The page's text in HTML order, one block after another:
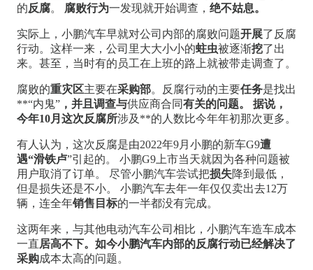
的反腐。 腐败行为一发现就开始调查， 绝不姑息。
实际上，小鹏汽车早就对公司内部的腐败问题开展了反腐
行动。这样一来，公司里大大小小的蛀虫被逐渐挖了出
来。甚至，当时有的员工在上班的路上就被带走调查了。
腐败的重灾区主要在采购部。反腐行动的主要任务是找出
**“内鬼” ，并且调查与供应商合同有关的问题。 据说，
今年10月这次反腐所涉及**的人数比今年年初那次更多。
有人认为，这次反腐是由2022年9月小鹏的新车G9遭
遇“滑铁卢”引起的。 小鹏G9上市当天就因为各种问题被
用户取消了订单。 尽管小鹏汽车尝试把损失降到最低，
但是损失还是不小。 小鹏汽车去年一年仅仅卖出去12万
辆，连全年销售目标的一半都没有完成。
这两年来，与其他电动汽车公司相比，小鹏汽车造车成本
一直居高不下。如今小鹏汽车内部的反腐行动已经解决了
采购成本太高的问题。